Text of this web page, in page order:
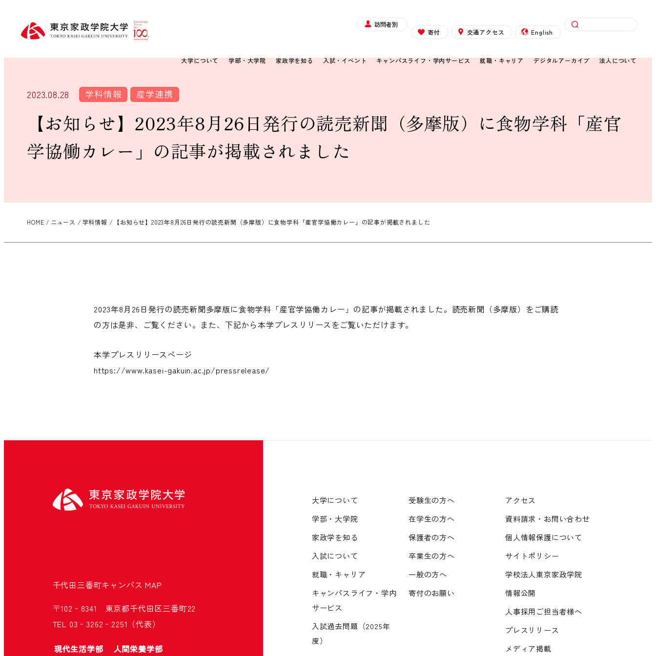
訪問者別
寄付
交通アクセス English 検索
大学について 学部・大学院 家政学を知る 入試・イベント キャンパスライフ・学内サービス 就職・キャリア デジタルアーカイブ 法人について
2023.08.28 学科情報 産学連携
【お知らせ】2023年8月26日発行の読売新聞（多摩版）に食物学科「産官
学協働カレー」の記事が掲載されました
HOME ニュース 学科情報 【お知らせ】2023年8月26日発行の読売新聞（多摩版）に食物学科「産官学協働カレー」の記事が掲載されました
2023年8月26日発行の読売新聞多摩版に食物学科「産官学協働カレー」の記事が掲載されました。読売新聞（多摩版）をご購読
の方は是非、ご覧ください。また、下記から本学プレスリリースをご覧いただけます。
本学プレスリリースページ
https://www.kasei-gakuin.ac.jp/pressrelease/
千代田三番町キャンパス MAP
〒102‐8341 東京都千代田区三番町22
TEL 03‐3262‐2251（代表）
現代生活学部 人間栄養学部
大学について
学部・大学院
家政学を知る
入試について
就職・キャリア
キャンパスライフ・学内
サービス
入試過去問題（2025年
度）
受験生の方へ
在学生の方へ
保護者の方へ
卒業生の方へ
一般の方へ
寄付のお願い
アクセス
資料請求・お問い合わせ
個人情報保護について
サイトポリシー
学校法人東京家政学院
情報公開
人事採用ご担当者様へ
プレスリリース
メディア掲載